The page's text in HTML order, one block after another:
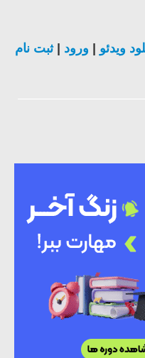
ویدئو ورود |ثبت نام